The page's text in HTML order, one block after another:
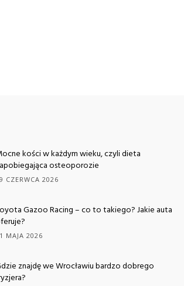
kości w każdym wieku, czyli dieta
osteoporozie
CZERWCA 2026
Gazoo Racing – co to takiego? Jakie auta
MAJA 2026
znajdę we Wrocławiu bardzo dobrego